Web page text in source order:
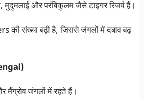
मुदुमलाई और परंबिकुलम जैसे टाइगर रिजर्व हैं।
की संख्या बढ़ी है, जिससे जंगलों में दबाव बढ़
मैंग्रोव जंगलों में रहते हैं।